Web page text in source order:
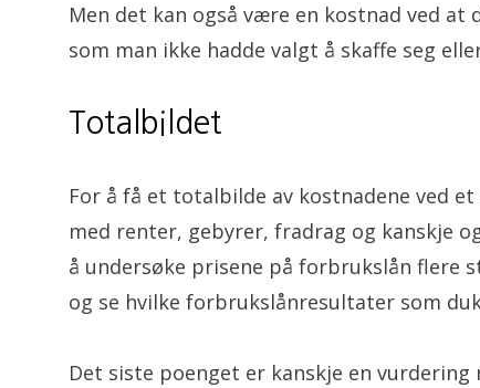
Men det kan også være en kostnad ved
som man ikke hadde valgt å skaffe seg
Totalbildet
For å få et totalbilde av kostnadene ved
med renter, gebyrer, fradrag og kanskje
å undersøke prisene på forbrukslån flere
og se hvilke forbrukslånresultater som
Det siste poenget er kanskje en